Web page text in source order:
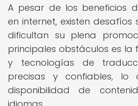
A pesar de los beneficios
en internet, existen desafíos
dificultan su plena
principales obstáculos es la
y tecnologías de
precisas y confiables, lo
disponibilidad de